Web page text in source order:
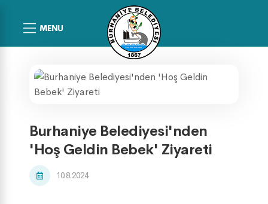
MENU
Burhaniye Belediyesi'nden
'Hoş Geldin Bebek' Ziyareti
10.8.2024